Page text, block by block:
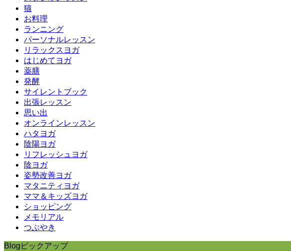
猫
お料理
ランニング
パーソナルレッスン
リラックスヨガ
はじめてヨガ
薬膳
発酵
サイレントブック
出張レッスン
思い出
オンラインレッスン
ハタヨガ
陰陽ヨガ
リフレッシュヨガ
陰ヨガ
姿勢改善ヨガ
マタニティヨガ
ママ＆キッズヨガ
ショッピング
メモリアル
つぶやき
Blogピックアップ